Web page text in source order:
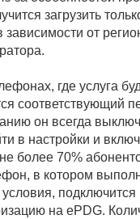
загрузить
от
где услуга
соответствующий
он всегда
в настройки и
более 70%
в котором
на ePDG.